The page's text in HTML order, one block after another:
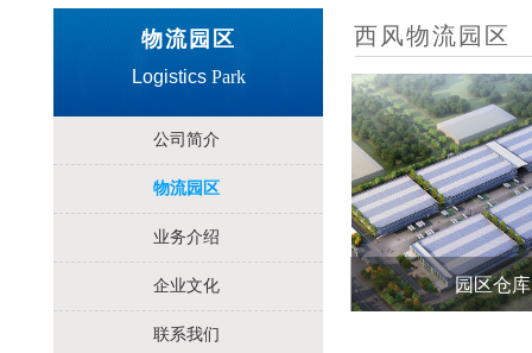
西风物流园区
物流园区
Logistics Park
公司简介
物流园区
业务介绍
企业文化
联系我们
园区仓库